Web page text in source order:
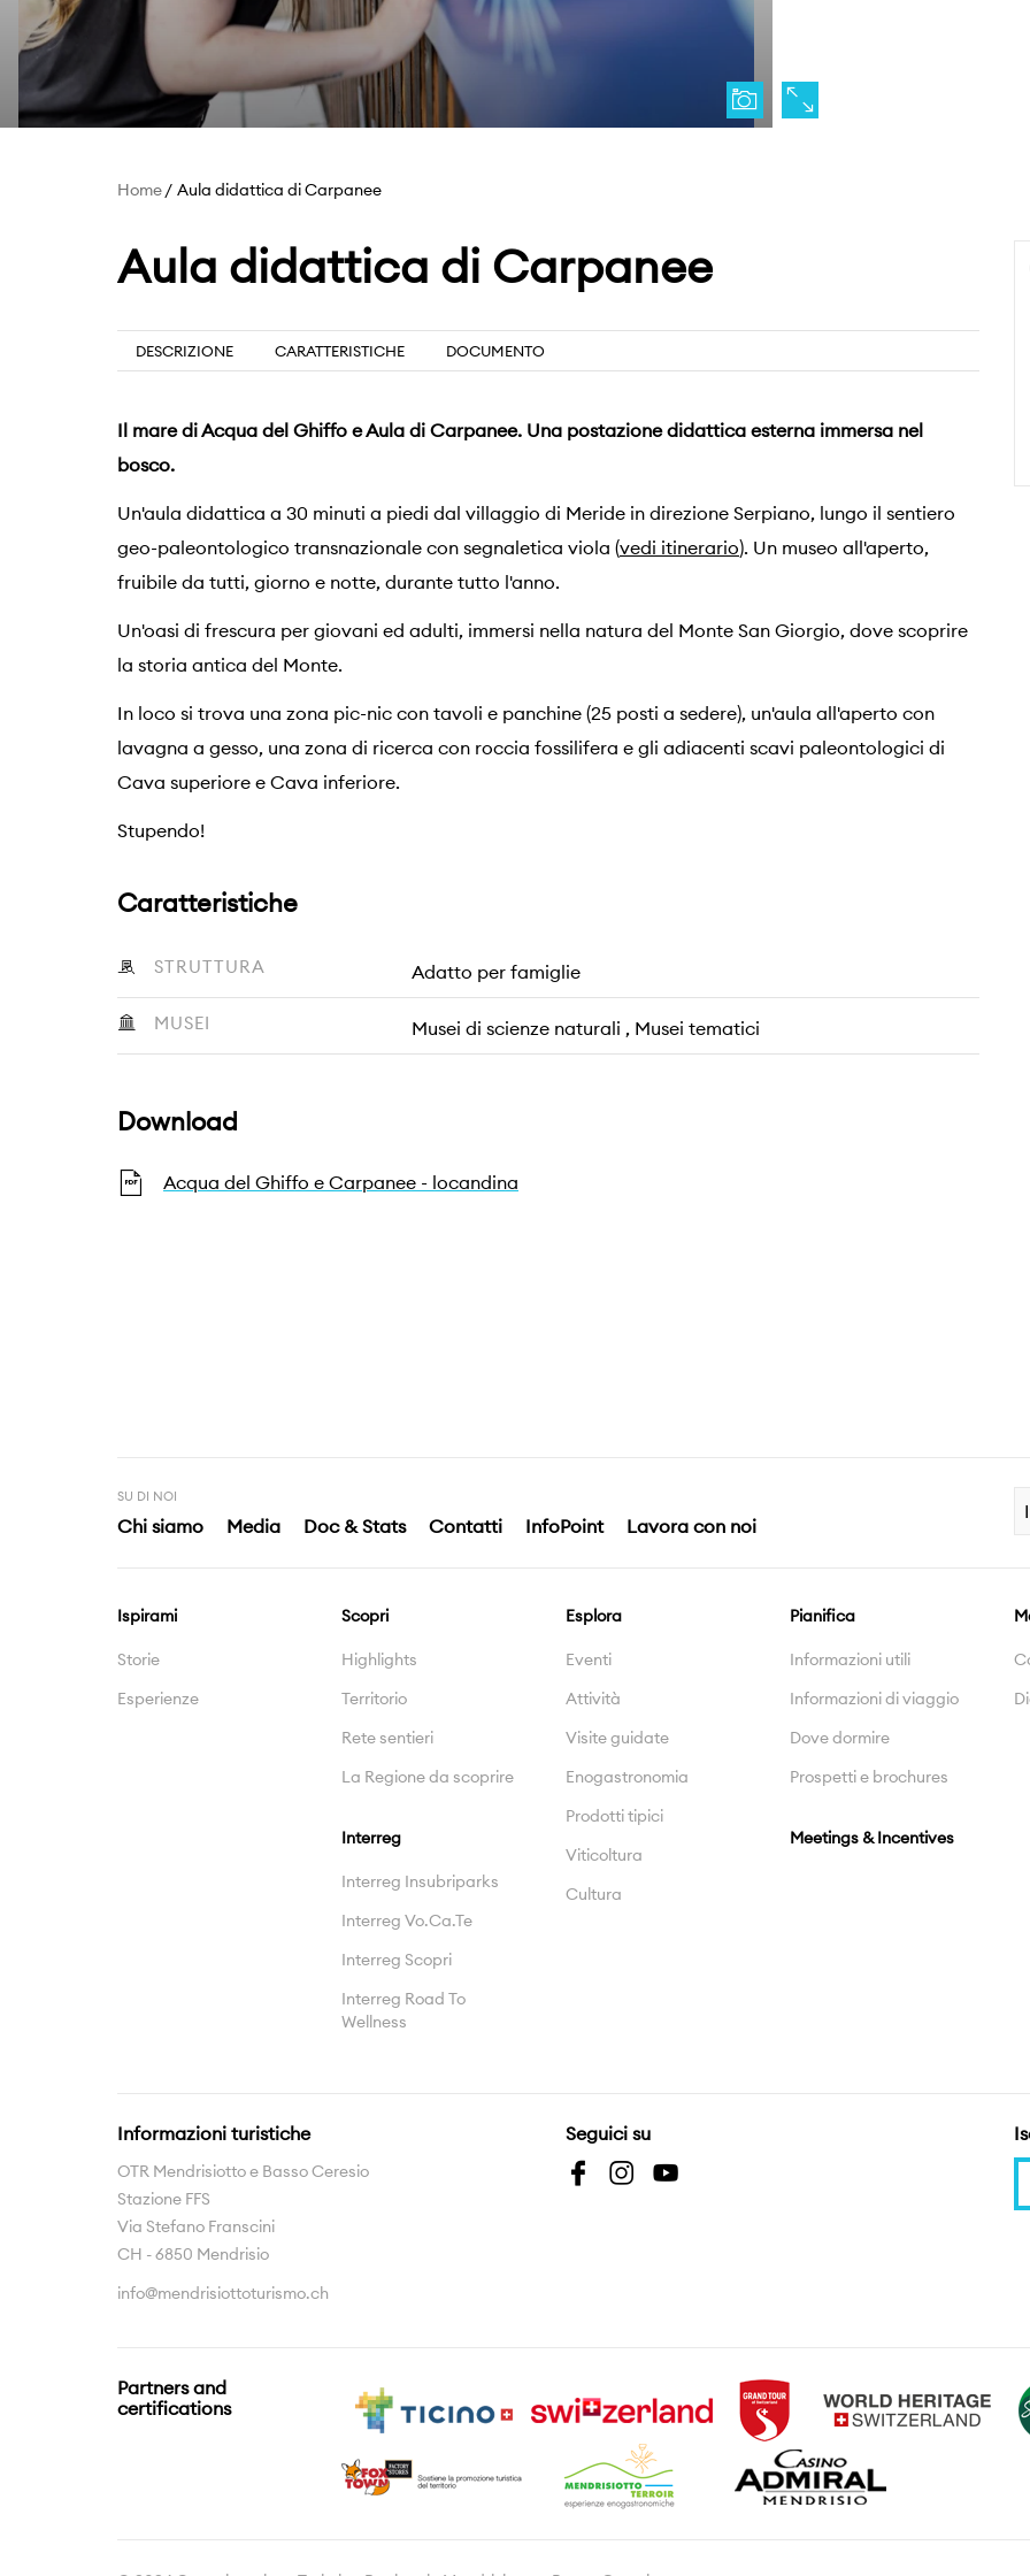
Home Aula didattica di Carpanee
Aula didattica di Carpanee
DESCRIZIONE CARATTERISTICHE DOCUMENTO
Il mare di Acqua del Ghiffo e Aula di Carpanee. Una postazione didattica esterna immersa nel
bosco.
Un'aula didattica a 30 minuti a piedi dal villaggio di Meride in direzione Serpiano, lungo il sentiero
geo-paleontologico transnazionale con segnaletica viola (vedi itinerario). Un museo all'aperto,
fruibile da tutti, giorno e notte, durante tutto l'anno.
Un'oasi di frescura per giovani ed adulti, immersi nella natura del Monte San Giorgio, dove scoprire
la storia antica del Monte.
In loco si trova una zona pic-nic con tavoli e panchine (25 posti a sedere), un'aula all'aperto con
lavagna a gesso, una zona di ricerca con roccia fossilifera e gli adiacenti scavi paleontologici di
Cava superiore e Cava inferiore.
Stupendo!
Caratteristiche
STRUTTURA Adatto per famiglie
MUSEI Musei di scienze naturali , Musei tematici
Download
Acqua del Ghiffo e Carpanee - locandina
SU DI NOI
Chi siamo Media Doc & Stats Contatti InfoPoint Lavora con noi
Ispirami
Storie
Esperienze
Scopri
Highlights
Territorio
Rete sentieri
La Regione da scoprire
Interreg
Interreg Insubriparks
Interreg Vo.Ca.Te
Interreg Scopri
Interreg Road To
Wellness
Esplora
Eventi
Attività
Visite guidate
Enogastronomia
Prodotti tipici
Viticoltura
Cultura
Pianifica
Informazioni utili
Informazioni di viaggio
Dove dormire
Prospetti e brochures
Meetings & Incentives
Informazioni turistiche
OTR Mendrisiotto e Basso Ceresio
Stazione FFS
Via Stefano Franscini
CH - 6850 Mendrisio
info@mendrisiottoturismo.ch
Seguici su
Partners and
certifications